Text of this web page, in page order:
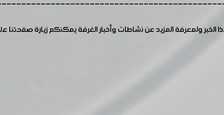
ولمعرفة المزيد عن نشاطات وأخبار الغرفة يمكنكم زيارة